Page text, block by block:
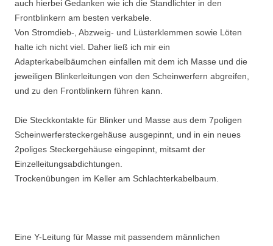
auch hierbei Gedanken wie ich die Standlichter in den
Frontblinkern am besten verkabele.
Von Stromdieb-, Abzweig- und Lüsterklemmen sowie Löten
halte ich nicht viel. Daher ließ ich mir ein
Adapterkabelbäumchen einfallen mit dem ich Masse und die
jeweiligen Blinkerleitungen von den Scheinwerfern abgreifen,
und zu den Frontblinkern führen kann.
Die Steckkontakte für Blinker und Masse aus dem 7poligen
Scheinwerfersteckergehäuse ausgepinnt, und in ein neues
2poliges Steckergehäuse eingepinnt, mitsamt der
Einzelleitungsabdichtungen.
Trockenübungen im Keller am Schlachterkabelbaum.
Eine Y-Leitung für Masse mit passendem männlichen